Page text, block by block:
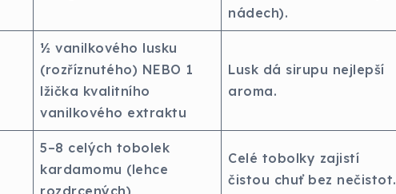
nádech).
½ vanilkového lusku
(rozříznutého) NEBO 1
lžička kvalitního
vanilkového extraktu
Lusk dá sirupu nejlepší
aroma.
5–8 celých tobolek
kardamomu (lehce
rozdrcených)
Celé tobolky zajistí
čistou chuť bez nečistot.